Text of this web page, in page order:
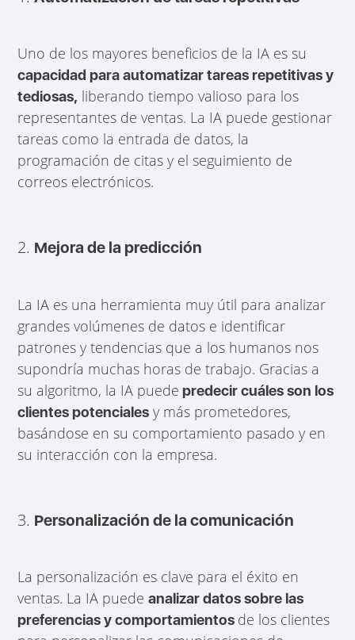
Uno de los mayores beneficios de la IA es su
capacidad para automatizar tareas repetitivas y
tediosas, liberando tiempo valioso para los
representantes de ventas. La IA puede gestionar
tareas como la entrada de datos, la
programación de citas y el seguimiento de
correos electrónicos.
2. Mejora de la predicción
La IA es una herramienta muy útil para analizar
grandes volúmenes de datos e identificar
patrones y tendencias que a los humanos nos
supondría muchas horas de trabajo. Gracias a
su algoritmo, la IA puede predecir cuáles son los
clientes potenciales y más prometedores,
basándose en su comportamiento pasado y en
su interacción con la empresa.
3. Personalización de la comunicación
La personalización es clave para el éxito en
ventas. La IA puedeanalizar datos sobre las
preferencias y comportamientos de los clientes